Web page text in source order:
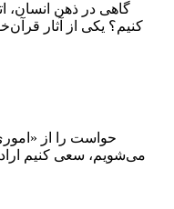
گاهی در ذهن انسان،
کنیم؟ یکی از آثار
حواست را از
می‌شویم، سعی کنیم